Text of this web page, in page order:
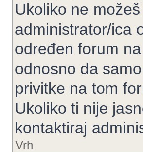
Ukoliko ne
administrator/ica
određen forum
odnosno da
privitke na tom
Ukoliko ti nije
kontaktiraj
Vrh